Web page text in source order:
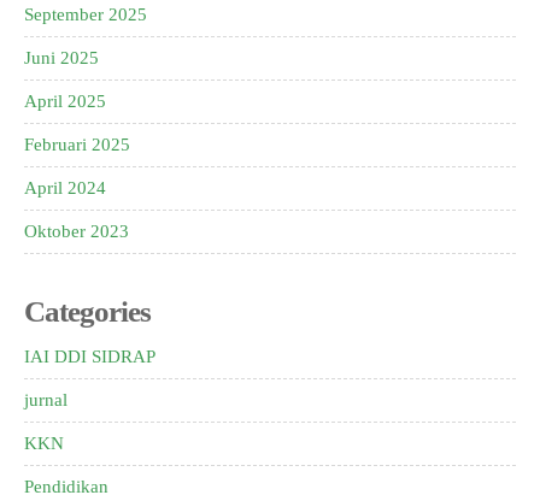
September 2025
Juni 2025
April 2025
Februari 2025
April 2024
Oktober 2023
Categories
IAI DDI SIDRAP
jurnal
KKN
Pendidikan